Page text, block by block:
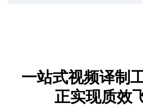
一站式视频译制
正实现质效